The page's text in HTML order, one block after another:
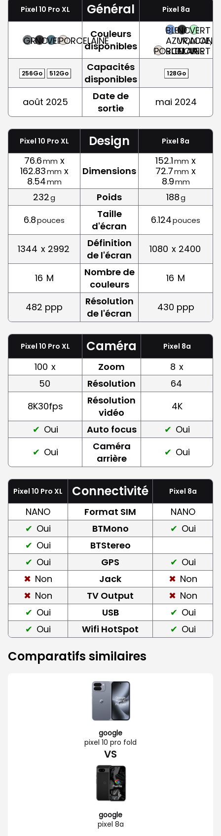
Pixel 10 Pro XL Général Pixel 8a
GRISNOIRVERTPORCELAINE
Couleurs
disponibles
PORCELAINE
BLEU
AZUR,
BLEU
NOIR
NOIR
VERT
ALOE,
VERT
256Go 512Go
Capacités
disponibles
128Go
août 2025
Date de
sortie
mai 2024
Pixel 10 Pro XL Design Pixel 8a
76.6mm x
162.83mm x
8.54mm
Dimensions
152.1mm x
72.7mm x
8.9mm
232g Poids 188g
6.8pouces
Taille
d'écran
6.124pouces
1344 x 2992
Définition
de l'écran
1080 x 2400
16 M
Nombre de
couleurs
16 M
482 ppp
Résolution
de l'écran
430 ppp
Pixel 10 Pro XL Caméra Pixel 8a
100 x Zoom 8 x
50
Résolution
64
8K30fps
Résolution
vidéo
4K
Oui
Auto focus
Oui
Oui
Caméra
arrière
Oui
Pixel 10 Pro XL Connectivité Pixel 8a
NANO Format SIM
NANO
Oui
BTMono
Oui
Oui
BTStereo
Oui
GPS
Oui
Non
Jack
Non
Non
TV Output
Non
Oui
USB
Oui
Oui
Wifi HotSpot Oui
Comparatifs similaires
google
pixel 10 pro fold
VS
google
pixel 8a